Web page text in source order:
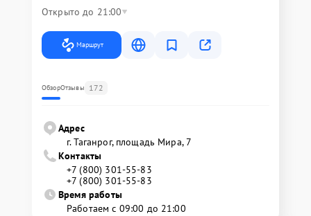
Открыто до 21:00
Маршрут
ОбзорОтзывы 172
Адрес
г. Таганрог, площадь Мира, 7
Контакты
+7 (800) 301-55-83
+7 (800) 301-55-83
Время работы
Работаем с 09:00 до 21:00